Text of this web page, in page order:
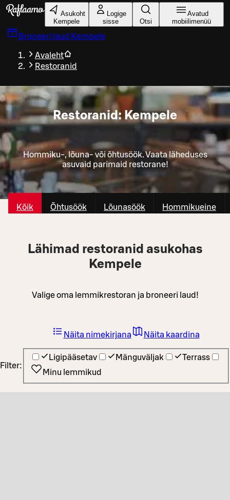
Liigu peamise sisu juurde
Asukoht
Kempele
Logige
sisse
Otsi
Avatud
mobiilimenüü
Broneeri laud Kempele
Avaleht
Restoranid
Restoranid: Kempele
Hommiku-, lõuna- või õhtusöök. Vaata läheduses
asuvaid parimaid restorane!
Kõik Õhtusöök Lõunasöök Hommikueine
Lähimad restoranid asukohas
Kempele
Valige oma lemmikrestoran ja broneeri laud!
Filter:
Ligipääsetav Mänguväljak
Terrass
Minu lemmikud
Näita nimekirjana Näita kaardina